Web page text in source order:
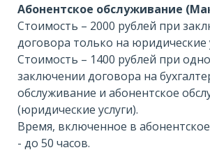
Абонентское обслуживание
Стоимость – 2000 рублей при
договора только на юридические
Стоимость – 1400 рублей при
заключении договора на
обслуживание и абонентское
(юридические услуги).
Время, включенное в
- до 50 часов.